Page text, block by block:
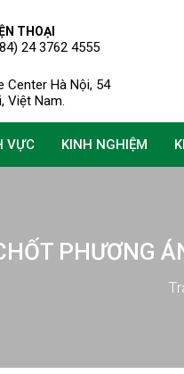
THOẠI
24 3762 4555
Center Hà Nội, 54
Việt Nam.
VỰC KINH NGHIỆM
PHƯƠNG